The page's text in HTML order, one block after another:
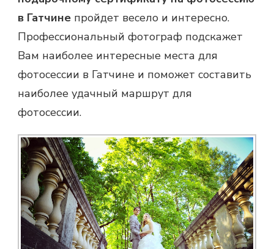
в Гатчине пройдет весело и интересно.
Профессиональный фотограф подскажет
Вам наиболее интересные места для
фотосессии в Гатчине и поможет составить
наиболее удачный маршрут для
фотосессии.